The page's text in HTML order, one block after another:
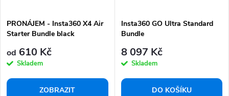
PRONÁJEM - Insta360 X4 Air
Starter Bundle black
od 610 Kč
Skladem
ZOBRAZIT
Insta360 GO Ultra Standard
Bundle
8 097 Kč
Skladem
DO KOŠÍKU